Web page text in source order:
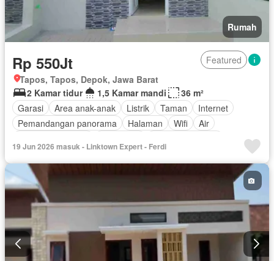
Rumah
Rp 550Jt
Featured
Tapos, Tapos, Depok, Jawa Barat
2 Kamar tidur
1,5 Kamar mandi
36 m²
Garasi
Area anak-anak Listrik Taman
Internet
Pemandangan panorama
Halaman Wifi
Air
19 Jun 2026 masuk - Linktown Expert - Ferdi